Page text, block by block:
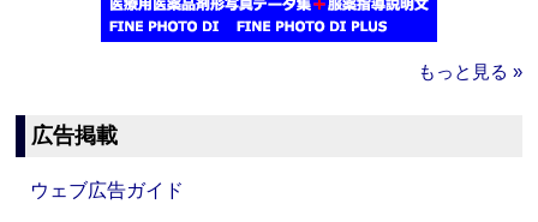
もっと見る »
広告掲載
ウェブ広告ガイド